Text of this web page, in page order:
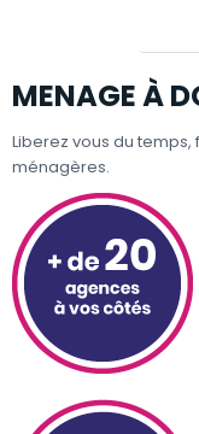
MENAGE À
Liberez vous du
ménagères.